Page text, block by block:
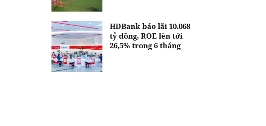
HDBank báo lãi 10.068
tỷ đồng, ROE lên tới
26,5% trong 6 tháng